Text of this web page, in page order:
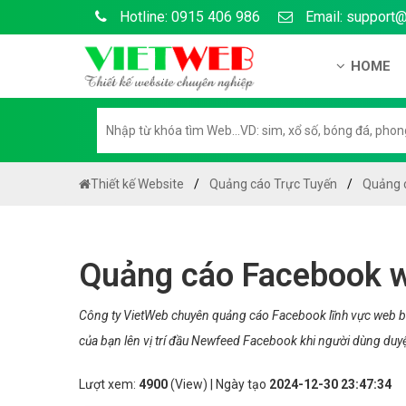
Hotline: 0915 406 986 Email:
HOME
Hướng
Chính
Liên hệ
Chính
Thiết kế Website Quảng cáo Trực Tuyến Quảng
Quảng cáo Facebook
Công ty VietWeb chuyên quảng cáo Facebook lĩnh vực web
của bạn lên vị trí đầu Newfeed Facebook khi người dùng
Lượt xem: 4900(View) | Ngày tạo 2024-12-30 23:47:34